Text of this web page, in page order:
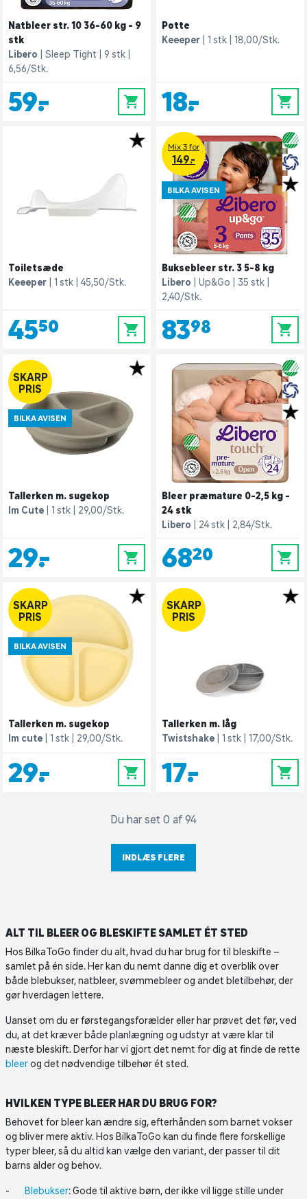
Natbleer str. 10 36-60 kg - 9
stk
Libero
Sleep Tight
9 stk
6,56/Stk.
59,- 0
Potte
Keeeper
1 stk 18,00/Stk.
18,- 0
Toiletsæde
Keeeper
1 stk 45,50/Stk.
45,50 0
Mix 3 for
149.-
BILKA AVISEN
Buksebleer str. 3 5-8 kg
Libero
Up&Go
35 stk
2,40/Stk.
83,98 0
SKARP
PRIS
BILKA AVISEN
Tallerken m. sugekop
Im Cute
1 stk 29,00/Stk.
29,- 0
Bleer præmature 0-2,5 kg -
24 stk
Libero
24 stk 2,84/Stk.
68,20 0
SKARP
PRIS
BILKA AVISEN
Tallerken m. sugekop
Im cute
1 stk 29,00/Stk.
29,- 0
SKARP
PRIS
Tallerken m. låg
Twistshake
1 stk 17,00/Stk.
17,- 0
Du har set 0 af 94
INDLÆS FLERE
ALT TIL BLEER OG BLESKIFTE SAMLET ÉT STED
Hos BilkaToGo finder du alt, hvad du har brug for til bleskifte –
samlet på én side. Her kan du nemt danne dig et overblik over
både blebukser, natbleer, svømmebleer og andet bletilbehør, der
gør hverdagen lettere.
Uanset om du er førstegangsforælder eller har prøvet det før, ved
du, at det kræver både planlægning og udstyr at være klar til
næste bleskift. Derfor har vi gjort det nemt for dig at finde de rette
bleerog det nødvendige tilbehør ét sted.
HVILKEN TYPE BLEER HAR DU BRUG FOR?
Behovet for bleer kan ændre sig, efterhånden som barnet vokser
og bliver mere aktiv. Hos BilkaToGo kan du finde flere forskellige
typer bleer, så du altid kan vælge den variant, der passer til dit
barns alder og behov.
Blebukser: Gode til aktive børn, der ikke vil ligge stille under